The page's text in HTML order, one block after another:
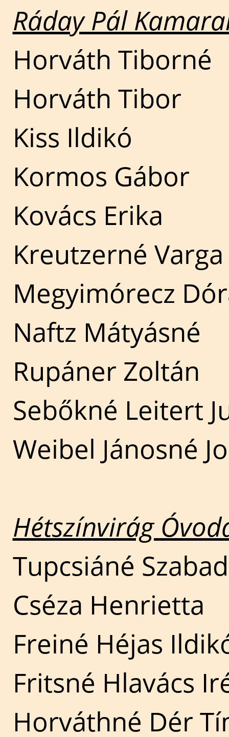
Ráday Pál
Horváth Tiborné
Horváth Tibor
Kiss Ildikó
Kormos Gábor
Kovács Erika
Kreutzerné
Megyimórecz
Naftz Mátyásné
Rupáner Zoltán
Sebőkné Leitert
Weibel Jánosné
Hétszínvirág
Tupcsiáné
Cséza Henrietta
Freiné Héjas
Fritsné Hlavács
Horváthné Dér